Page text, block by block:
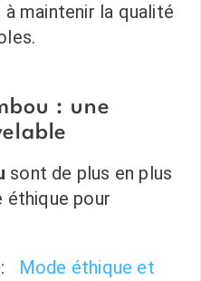
maintenir la qualité
: une
sont de plus en plus
éthique pour
Mode éthique et